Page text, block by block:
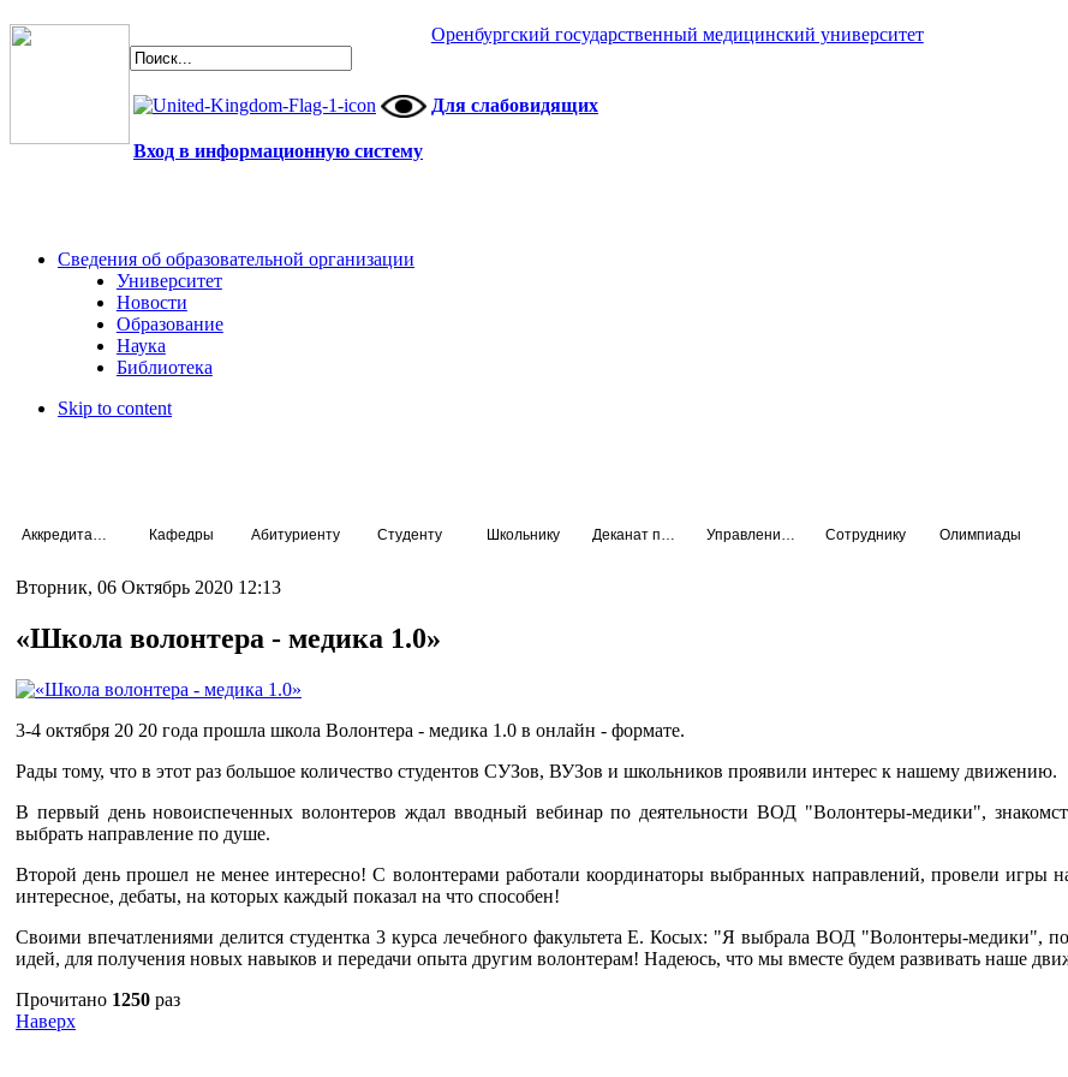
Оренбургский государственный медицинский университет
Для слабовидящих
Вход в информационную систему
Сведения об образовательной организации
Университет
Новости
Образование
Наука
Библиотека
Skip to content
Кафедры Абитуриенту Студенту Школьнику Сотруднику Олимпиады
Вторник, 06 Октябрь 2020 12:13
«Школа волонтера - медика 1.0»
3-4 октября 20 20 года прошла школа Волонтера - медика 1.0 в онлайн - формате.
Рады тому, что в этот раз большое количество студентов СУЗов, ВУЗов и школьников проявили интерес к нашему движению.
В первый день новоиспеченных волонтеров ждал вводный вебинар по деятельности ВОД "Волонтеры-медики",
выбрать направление по душе.
Второй день прошел не менее интересно! С волонтерами работали координаторы выбранных направлений, провели игры
интересное, дебаты, на которых каждый показал на что способен!
Своими впечатлениями делится студентка 3 курса лечебного факультета Е. Косых: "Я выбрала ВОД "Волонтеры-медики",
идей, для получения новых навыков и передачи опыта другим волонтерам! Надеюсь, что мы вместе будем развивать наше
Прочитано 1250 раз
Наверх